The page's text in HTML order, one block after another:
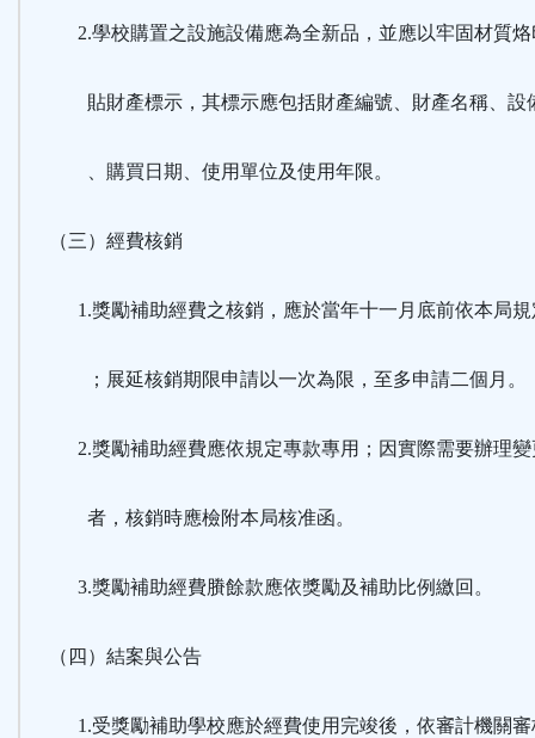
2.學校購置之設施設備應為全新品，並應以牢固材質烙
貼財產標示，其標示應包括財產編號、財產名稱、設
、購買日期、使用單位及使用年限。
（三）經費核銷
1.獎勵補助經費之核銷，應於當年十一月底前依本局規
；展延核銷期限申請以一次為限，至多申請二個月。
2.獎勵補助經費應依規定專款專用；因實際需要辦理變
者，核銷時應檢附本局核准函。
3.獎勵補助經費賸餘款應依獎勵及補助比例繳回。
（四）結案與公告
1.受獎勵補助學校應於經費使用完竣後，依審計機關審